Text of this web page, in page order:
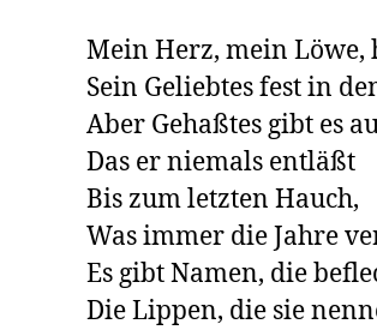
Mein Herz, mein Löwe,
Sein Geliebtes fest in
Aber Gehaßtes gibt es
Das er niemals entläßt
Bis zum letzten Hauch,
Was immer die Jahre
Es gibt Namen, die
Die Lippen, die sie